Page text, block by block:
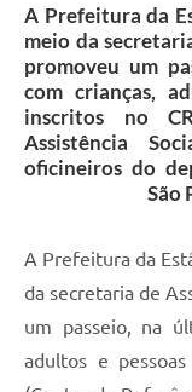
A Prefeitura da
meio da
promoveu um
com crianças,
inscritos no
Assistência
oficineiros do
São
A Prefeitura da
da secretaria de
um passeio, na
adultos e